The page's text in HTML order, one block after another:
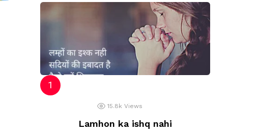
15.8k Views
Lamhon ka ishq nahi